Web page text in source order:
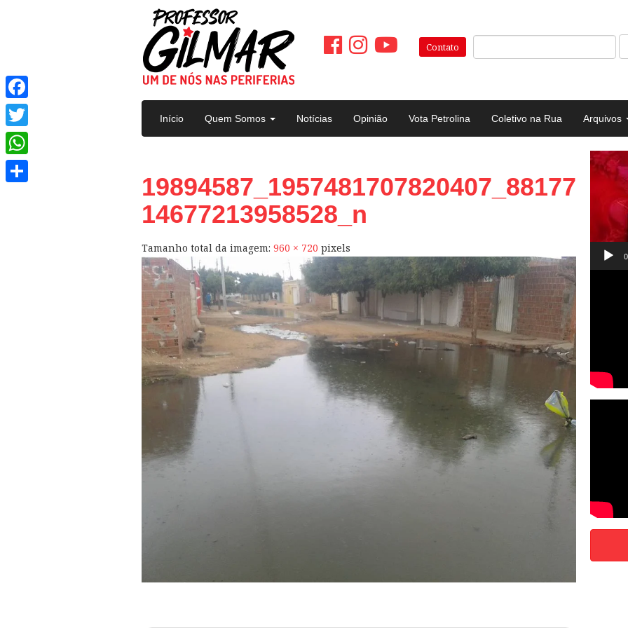
Pular para o conteúdo
Contato
Início Quem Somos Notícias Opinião Vota Petrolina Coletivo na Rua Arquivos
19894587_1957481707820407_88177
14677213958528_n
Tamanho total da imagem: 960 × 720 pixels
vídeo
Facebook
Twitter
WhatsApp